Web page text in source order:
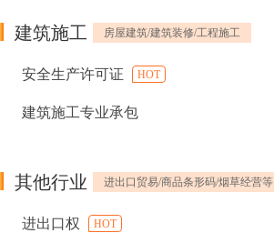
建筑施工 房屋建筑/建筑装修/工程施工
安全生产许可证 HOT
建筑施工专业承包
其他行业 进出口贸易/商品条形码/烟草经营等
进出口权 HOT